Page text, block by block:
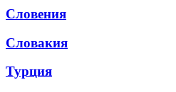
Словения
Словакия
Турция